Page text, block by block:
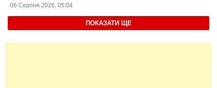
06 Серпня 2026, 05:04
ПОКАЗАТИ ЩЕ